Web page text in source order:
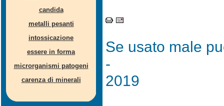
candida
metalli pesanti
intossicazione
essere in forma
microrganismi patogeni
carenza di minerali
Se usato male
-
2019